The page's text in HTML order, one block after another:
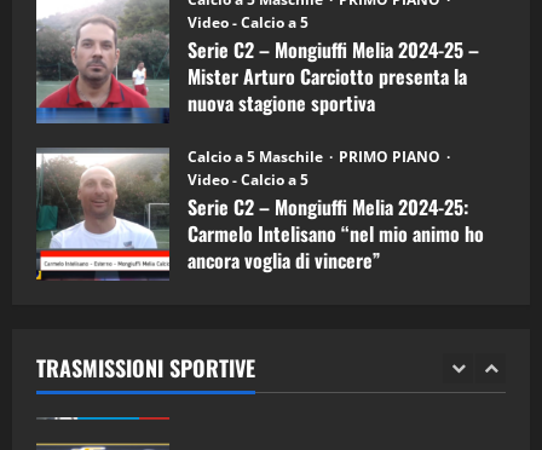
Video - Calcio a 5
Serie C2 – Mongiuffi Melia 2024-25 –
Mister Arturo Carciotto presenta la
nuova stagione sportiva
Calcio a 5 Maschile
PRIMO PIANO
Video - Calcio a 5
Serie C2 – Mongiuffi Melia 2024-25:
Carmelo Intelisano “nel mio animo ho
ancora voglia di vincere”
TRASMISSIONI SPORTIVE
5
(Martedi 07 Aprile 2026)
08/04/2026
1
“SportEmpire” in Podcast: 30^ Puntata
(Martedi 05 Maggio 2026)
08/05/2026
2 28/04/2026